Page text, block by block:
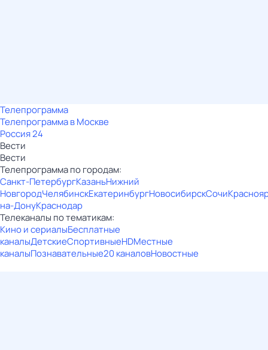
Телепрограмма
Телепрограмма в Москве
Россия 24
Вести
Вести
Телепрограмма по городам:
Санкт-ПетербургКазаньНижний
НовгородЧелябинскЕкатеринбургНовосибирскСочи
на-ДонуКраснодар
Телеканалы по тематикам:
Кино и сериалыБесплатные
каналыДетскиеСпортивныеHDМестные
каналыПознавательные20 каналовНовостные